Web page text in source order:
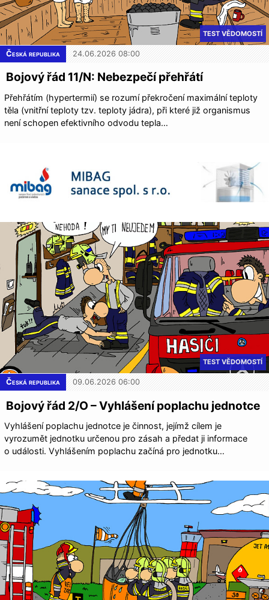
TEST VĚDOMOSTÍ
Česká republika 24.06.2026 08:00
Bojový řád 11/N: Nebezpečí přehřátí
Přehřátím (hypertermií) se rozumí překročení maximální teploty
těla (vnitřní teploty tzv. teploty jádra), při které již organismus
není schopen efektivního odvodu tepla…
TEST VĚDOMOSTÍ
Česká republika 09.06.2026 06:00
Bojový řád 2/O – Vyhlášení poplachu jednotce
Vyhlášení poplachu jednotce je činnost, jejímž cílem je
vyrozumět jednotku určenou pro zásah a předat ji informace
o události. Vyhlášením poplachu začíná pro jednotku…